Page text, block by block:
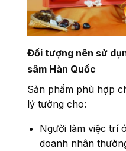
Đối tượng nên sử
sâm Hàn Quốc
Sản phẩm phù hợp
lý tưởng cho:
Người làm việc trí
doanh nhân